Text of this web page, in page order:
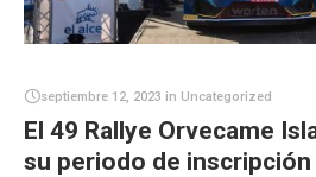
septiembre 12, 2023 in Uncategorized
El 49 Rallye Orvecame
su periodo de inscripción